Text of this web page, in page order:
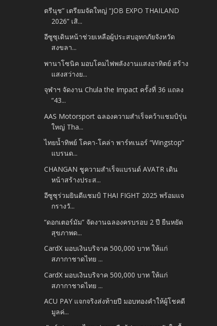
ตรีนุช” เตรียมจัดใหญ่ “JOB EXPO THAILAND
2026” เสิ...
อีซูซุเดินหน้าช่วยเหลือผู้ประสบอุทกภัยจังหวัด
สงขลา...
พานาโซนิค มอบโคมไฟพลังงานแสงอาทิตย์ สร้าง
แสงสว่างย...
จุฬาฯ จัดงาน Chula the Impact ครั้งที่ 36 แถลง
“43...
AAS Motorsport ฉลองความสำเร็จคว้าแชมป์รุ่น
ใหญ่ Tha...
ไทยน้ำทิพย์ โคคา-โคล่า พาร์ทเนอร์ “Wingstop”
แบรนด...
CHANGAN ชูความสำเร็จแบรนด์ AVATR เดิน
หน้าสร้างประส...
อีซูซุร่วมยินดีแชมป์ THAI FIGHT 2025 พร้อมแจ
กรางวั...
“ดอกเตอร์มัม” จัดงานฉลองครบรอบ 2 ปี ยืนหยัด
สุขภาพด...
CardX มอบเงินบริจาค 500,000 บาท ให้แก่
สภากาชาดไทย ...
CardX มอบเงินบริจาค 500,000 บาท ให้แก่
สภากาชาดไทย ...
ACU PAY แจกจริงส่งท้ายปี มอบทองคำให้ผู้โชคดี
มูลค่...